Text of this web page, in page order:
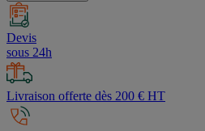
Devis
sous 24h
Livraison offerte dès 200 € HT